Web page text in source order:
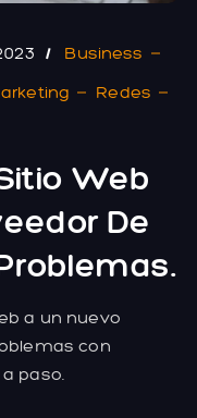
Business
Redes
Web
De
a un nuevo
con
paso.